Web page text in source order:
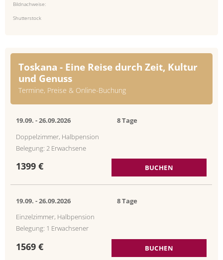
Bildnachweise:
Shutterstock
Toskana - Eine Reise durch Zeit, Kultur
und Genuss
Termine, Preise & Online-Buchung
19.09. -26.09.2026
8 Tage
Doppelzimmer, Halbpension
Belegung: 2 Erwachsene
1399 € BUCHEN
19.09. -26.09.2026
8 Tage
Einzelzimmer, Halbpension
Belegung: 1 Erwachsener
1569 € BUCHEN